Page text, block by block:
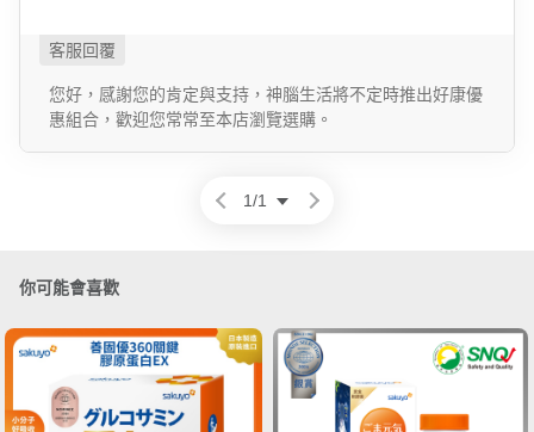
您好，感謝您的肯定與支持，神腦生活將不定時推出好康優
惠組合，歡迎您常常至本店瀏覽選購。
1/1
你可能會喜歡